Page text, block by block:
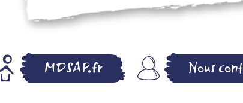
MDSAP BLOG –
MAISON DES
MDSAP.fr Nous